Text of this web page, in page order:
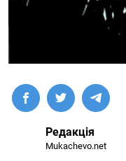
Редакція
Mukachevo.net